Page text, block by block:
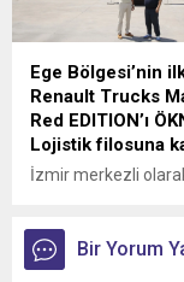
Ege Bölgesi’nin
Renault Trucks
Red EDITION’ı
Lojistik filosuna
İzmir merkezli
yürüten ÖKN
Bölgesi'nin ilk Renault
Bir Yorum